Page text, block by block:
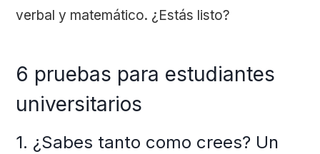
verbal y matemático. ¿Estás listo?
6 pruebas para estudiantes
universitarios
1. ¿Sabes tanto como crees? Un